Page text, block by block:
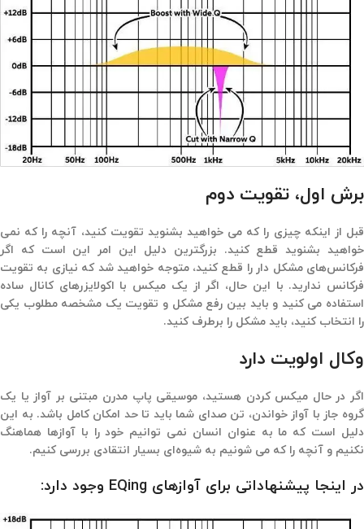
برش اول، تقویت دوم
قبل از اینکه چیزی را که می خواهید بشنوید تقویت کنید، آنچه را که نمی
خواهید بشنوید قطع کنید. بزرگترین دلیل این امر این است که اگر
فرکانس‌های مشکل دار را قطع کنید، متوجه خواهید شد که نیازی به تقویت
فرکانس ندارید. با این حال، اگر از یک میکس با اکولایزرهای کانال ساده
استفاده می کنید و باید بین رفع مشکل و تقویت یک مشخصه مطلوب یکی
را انتخاب کنید، باید مشکل را برطرف کنید.
وکال اولویت دارد
اگر در حال میکس کردن هستید، موسیقی پاپ مدرن مبتنی بر آواز یا یک
گروه جاز با آواز خواندن، تن صدای شما باید تا حد امکان کامل باشد. به این
دلیل است که ما به عنوان انسان نمی توانیم خود را با آوازها هماهنگ
نکنیم و آنچه را که می شونیم به شیوه‌ای بسیار انتقادی بررسی کنیم.
در اینجا پیشنهاداتی برای آوازهای EQing وجود دارد: